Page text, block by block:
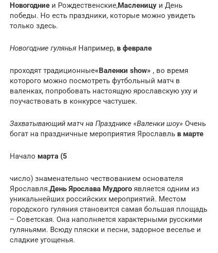
Новогодние и Рождественские,Масленицу и День
победы. Но есть праздники, которые можно увидеть
только здесь.
Новогодние гулянья Например, в феврале
проходят традиционные«Валенки show» , во время
которого можно посмотреть футбольный матч в
валенках, попробовать настоящую ярославскую уху и
поучаствовать в конкурсе частушек.
Захватывающий матч на Празднике «Валенки шоу» Очень
богат на праздничные мероприятия Ярославль в марте
Начало марта (5
число) знаменательно чествованием основателя
Ярославля.День Ярослава Мудрого является одним из
уникальнейших российских мероприятий. Местом
городского гуляния становится самая большая площадь
– Советская. Она наполняется характерными русскими
гуляньями. Всюду пляски и песни, задорное веселье и
сладкие угощенья.